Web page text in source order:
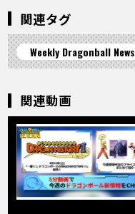
関連タグ
Weekly Dragonball News
関連動画